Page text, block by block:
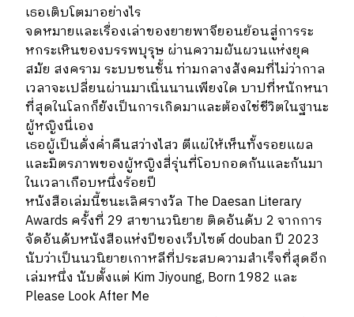
เธอเติบโตมาอย่างไร
จดหมายและเรื่องเล่าของยายพาจียอนย้อนสู่การระ
หกระเหินของบรรพบุรุษ ผ่านความผันผวนแห่งยุค
สมัย สงคราม ระบบชนชั้น ท่ามกลางสังคมที่ไม่ว่ากาล
เวลาจะเปลี่ยนผ่านมาเนิ่นนานเพียงใด บาปที่หนักหนา
ที่สุดในโลกก็ยังเป็นการเกิดมาและต้องใช่ชีวิตในฐานะ
ผู้หญิงนี่เอง
เธอผู้เป็นดั่งค่ำคืนสว่างไสว ตีแผ่ให้เห็นทั้งรอยแผล
และมิตรภาพของผู้หญิงสี่รุ่นที่โอบกอดกันและกันมา
ในเวลาเกือบหนึ่งร้อยปี
หนังสือเล่มนี้ชนะเลิศรางวัล The Daesan Literary
Awards ครั้งที่ 29 สาขานวนิยาย ติดอันดับ 2 จากการ
จัดอันดับหนังสือแห่งปีของเว็บไซต์ douban ปี 2023
นับว่าเป็นนวนิยายเกาหลีที่ประสบความสำเร็จที่สุดอีก
เล่มหนึ่ง นับตั้งแต่ Kim Jiyoung, Born 1982 และ
Please Look After Me